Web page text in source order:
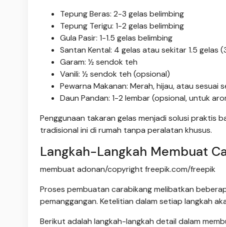
Tepung Beras: 2-3 gelas belimbing
Tepung Terigu: 1-2 gelas belimbing
Gula Pasir: 1-1.5 gelas belimbing
Santan Kental: 4 gelas atau sekitar 1.5 gelas
Garam: ½ sendok teh
Vanili: ½ sendok teh (opsional)
Pewarna Makanan: Merah, hijau, atau sesuai
Daun Pandan: 1-2 lembar (opsional, untuk
Penggunaan takaran gelas menjadi solusi praktis
tradisional ini di rumah tanpa peralatan khusus.
Langkah-Langkah Membuat
membuat adonan/copyright freepik.com/freepik
Proses pembuatan carabikang melibatkan
pemanggangan. Ketelitian dalam setiap langkah
Berikut adalah langkah-langkah detail dalam